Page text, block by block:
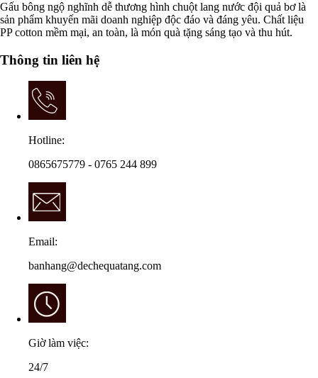
Gấu bông ngộ nghĩnh dễ thương hình chuột lang nước đội quả bơ là
sản phẩm khuyến mãi doanh nghiệp độc đáo và đáng yêu. Chất liệu
PP cotton mềm mại, an toàn, là món quà tặng sáng tạo và thu hút.
Thông tin liên hệ
Hotline:
0865675779 - 0765 244 899
Email:
banhang@dechequatang.com
Giờ làm việc:
24/7